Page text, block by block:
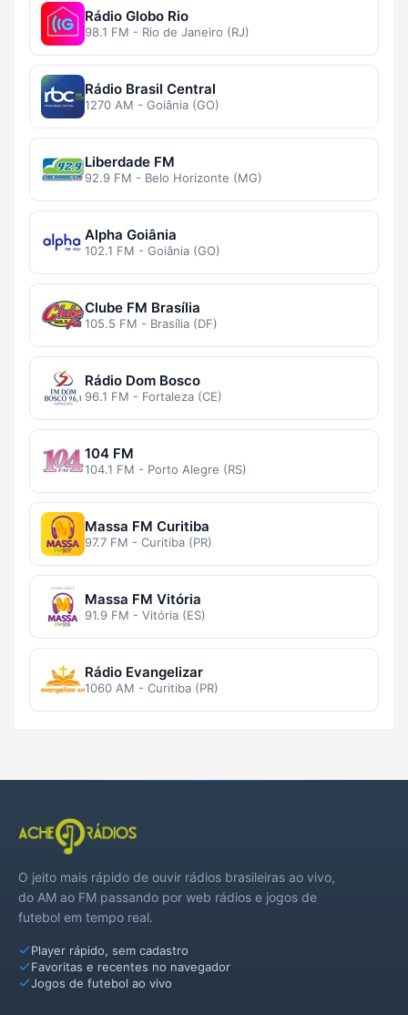
Rádio Globo Rio
98.1 FM - Rio de Janeiro (RJ)
Rádio Brasil Central
1270 AM - Goiânia (GO)
Liberdade FM
92.9 FM - Belo Horizonte (MG)
Alpha Goiânia
102.1 FM - Goiânia (GO)
Clube FM Brasília
105.5 FM - Brasília (DF)
Rádio Dom Bosco
96.1 FM - Fortaleza (CE)
104 FM
104.1 FM - Porto Alegre (RS)
Massa FM Curitiba
97.7 FM - Curitiba (PR)
Massa FM Vitória
91.9 FM - Vitória (ES)
Rádio Evangelizar
1060 AM - Curitiba (PR)
O jeito mais rápido de ouvir rádios brasileiras ao vivo,
do AM ao FM passando por web rádios e jogos de
futebol em tempo real.
Player rápido, sem cadastro
Favoritas e recentes no navegador
Jogos de futebol ao vivo